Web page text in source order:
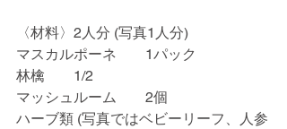
〈材料〉2人分 (写真1人分)
マスカルポーネ　　1パック
林檎　　1/2
マッシュルーム　　2個
ハーブ類 (写真ではベビーリーフ、人参